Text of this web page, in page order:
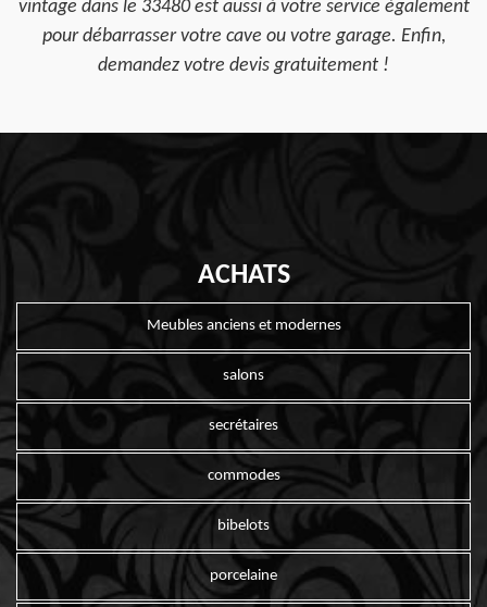
vintage dans le 33480 est aussi à votre service également
pour débarrasser votre cave ou votre garage. Enfin,
demandez votre devis gratuitement !
ACHATS
Meubles anciens et modernes
salons
secrétaires
commodes
bibelots
porcelaine